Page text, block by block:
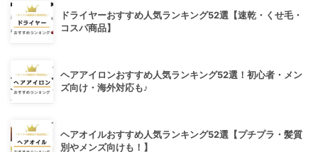
ドライヤーおすすめ人気ランキング52選【速乾・くせ毛・
コスパ商品】
ヘアアイロンおすすめ人気ランキング52選！初心者・メン
ズ向け・海外対応も♪
ヘアオイルおすすめ人気ランキング52選【プチプラ・髪質
別やメンズ向けも！】